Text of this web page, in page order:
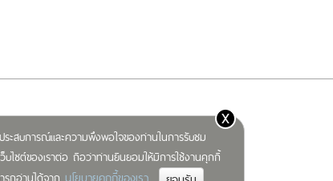
ระสบการณ์และความพึงพอใจของท่านในการรับชม
บไซต์ของเราต่อ ถือว่าท่านยินยอมให้มีการใช้งานคุกกี้
x